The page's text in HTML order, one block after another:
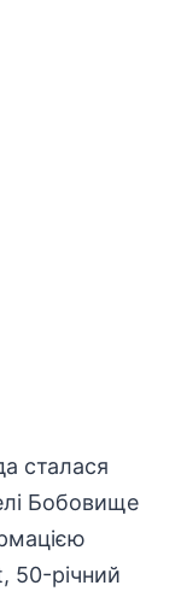
сталася
Бобовище
50-річний